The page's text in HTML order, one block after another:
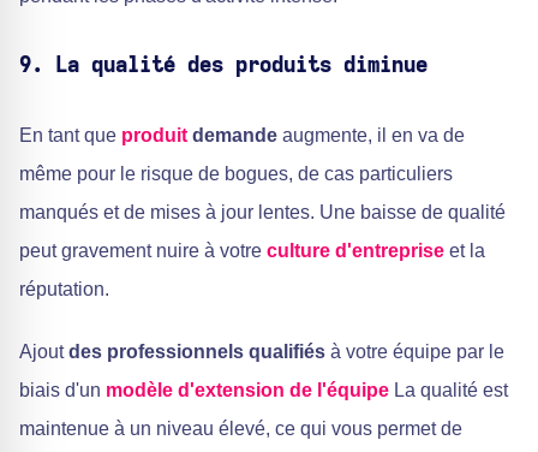
9. La qualité des produits diminue
En tant que produit demande augmente, il en va de
même pour le risque de bogues, de cas particuliers
manqués et de mises à jour lentes. Une baisse de qualité
peut gravement nuire à votre culture d'entreprise et la
réputation.
Ajoutdes professionnels qualifiés à votre équipe par le
biais d'un modèle d'extension de l'équipe La qualité est
maintenue à un niveau élevé, ce qui vous permet de